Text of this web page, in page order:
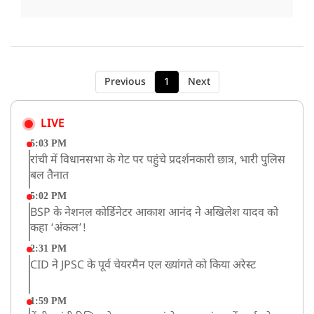
Previous 1 Next
LIVE
5:03 PM
रांची में विधानसभा के गेट पर पहुंचे प्रदर्शनकारी छात्र, भारी पुलिस
बल तैनात
5:02 PM
BSP के नेशनल कोर्डिनेटर आकाश आनंद ने अखिलेश यादव को
कहा ‘अंकल’!
2:31 PM
CID ने JPSC के पूर्व चेयरमैन एल ख्यांगते को किया अरेस्ट
1:59 PM